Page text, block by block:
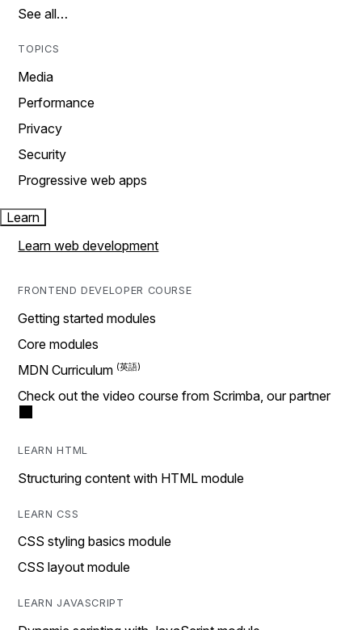
See all…
TOPICS
Media
Performance
Privacy
Security
Progressive web apps
Learn
Learn web development
FRONTEND DEVELOPER COURSE
Getting started modules
Core modules
MDN Curriculum
Check out the video course from Scrimba, our partner
LEARN HTML
Structuring content with HTML module
LEARN CSS
CSS styling basics module
CSS layout module
LEARN JAVASCRIPT